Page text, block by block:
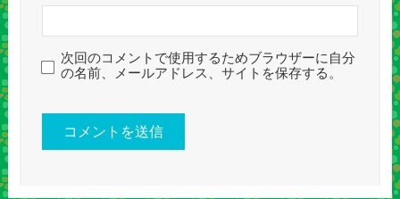
次回のコメントで使用するためブラウザーに自分
の名前、メールアドレス、サイトを保存する。